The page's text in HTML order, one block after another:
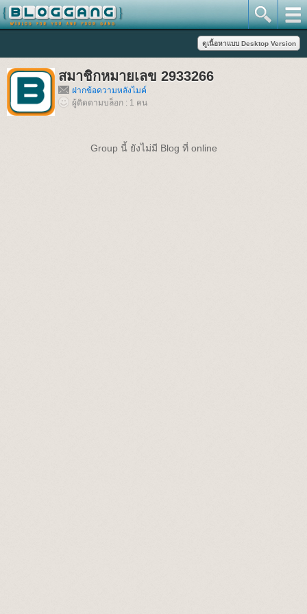
สมาชิกหมายเลข 2933266
ฝากข้อความหลังไมค์
ผู้ติดตามบล็อก : 1 คน
Group นี้ ยังไม่มี Blog ที่ online